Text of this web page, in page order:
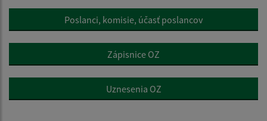
Poslanci, komisie, účasť poslancov
Zápisnice OZ
Uznesenia OZ